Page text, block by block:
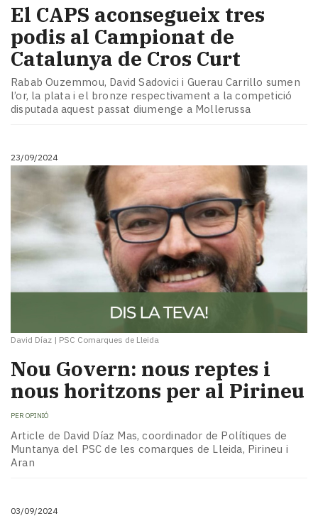
El CAPS aconsegueix tres
podis al Campionat de
Catalunya de Cros Curt
Rabab Ouzemmou, David Sadovici i Guerau Carrillo sumen
l’or, la plata i el bronze respectivament a la competició
disputada aquest passat diumenge a Mollerussa
23/09/2024
David Díaz | PSC Comarques de Lleida
Nou Govern: nous reptes i
nous horitzons per al Pirineu
PER OPINIÓ
Article de David Díaz Mas, coordinador de Polítiques de
Muntanya del PSC de les comarques de Lleida, Pirineu i
Aran
03/09/2024